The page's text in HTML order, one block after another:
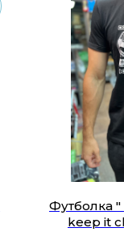
Футболка
keep it